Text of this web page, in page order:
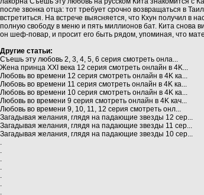
после звонка отца: тот требует срочно возвращаться в
встретиться. На встрече выясняется, что Кхун получил в
полную свободу в меню и пять миллионов бат. Кита снова
он шеф‑повар, и просит его быть рядом, упоминая, что
Другие статьи:
Съешь эту любовь 2, 3, 4, 5, 6 серия смотреть онла...
Жена принца XXI века 12 серия смотреть онлайн в 4K...
Любовь во времени 12 серия смотреть онлайн в 4K ка...
Любовь во времени 11 серия смотреть онлайн в 4K ка...
Любовь во времени 10 серия смотреть онлайн в 4K ка...
Любовь во времени 9 серия смотреть онлайн в 4K кач...
Любовь во времени 9, 10, 11, 12 серия смотреть онл...
Загадывая желания, глядя на падающие звезды 12 сер...
Загадывая желания, глядя на падающие звезды 11 сер...
Загадывая желания, глядя на падающие звезды 10 сер...
.
.
.
.
.
.
.